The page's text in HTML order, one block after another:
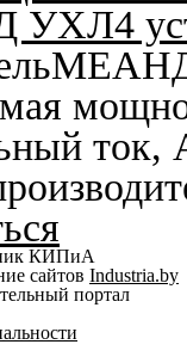
ток,
КИПиА
сайтов Industria.by
портал